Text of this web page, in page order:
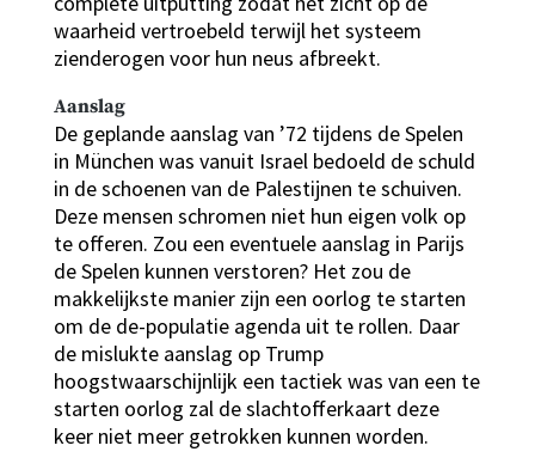
waarheid vertroebeld terwijl het systeem
zienderogen voor hun neus afbreekt.
Aanslag
De geplande aanslag van ’72 tijdens de Spelen
in München was vanuit Israel bedoeld de schuld
in de schoenen van de Palestijnen te schuiven.
Deze mensen schromen niet hun eigen volk op
te offeren. Zou een eventuele aanslag in Parijs
de Spelen kunnen verstoren? Het zou de
makkelijkste manier zijn een oorlog te starten
om de de-populatie agenda uit te rollen. Daar
de mislukte aanslag op Trump
hoogstwaarschijnlijk een tactiek was van een te
starten oorlog zal de slachtofferkaart deze
keer niet meer getrokken kunnen worden.